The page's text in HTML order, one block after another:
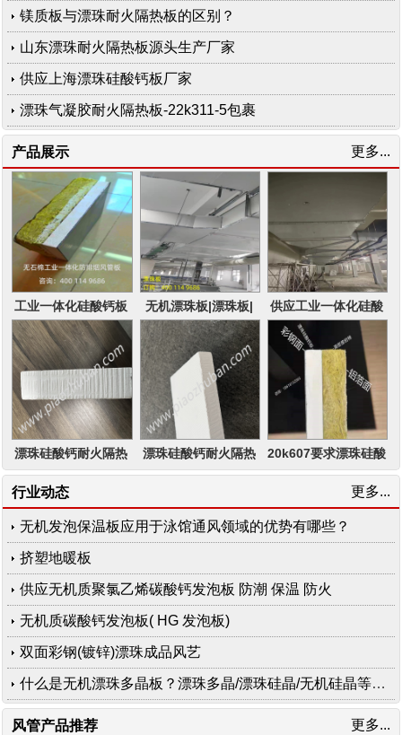
镁质板与漂珠耐火隔热板的区别？
山东漂珠耐火隔热板源头生产厂家
供应上海漂珠硅酸钙板厂家
漂珠气凝胶耐火隔热板-22k311-5包裹
更多...
产品展示
工业一体化硅酸钙板
防火包裹成品风管
无机漂珠板|漂珠板|
用于防排烟通风管道
优势
供应工业一体化硅酸
钙防火板为无机不燃
板材20K607
漂珠硅酸钙耐火隔热
漂珠硅酸钙耐火隔热
20k607要求漂珠硅酸
风管产品
更多...
行业动态
无机发泡保温板应用于泳馆通风领域的优势有哪些？
挤塑地暖板
供应无机质聚氯乙烯碳酸钙发泡板 防潮 保温 防火
无机质碳酸钙发泡板( HG 发泡板)
双面彩钢(镀锌)漂珠成品风艺
什么是无机漂珠多晶板？漂珠多晶/漂珠硅晶/无机硅晶等产品特点
更多...
风管产品推荐